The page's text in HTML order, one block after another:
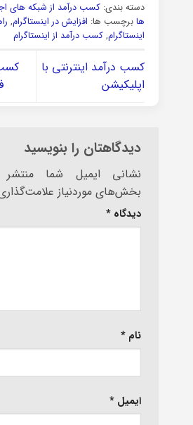
دسته بندی: کسب درآمد از شبکه های
هابرچسب ها: افزایش در اینستاگرام,
اینستاگرام, کسب درآمد از اینستاگرام
کسب درآمد اینترنتی با
اپلیکیشن
دیدگاهتان را بنویسید
نشانی ایمیل شما
بخش‌های موردنیاز
دیدگاه *
نام *
ایمیل *